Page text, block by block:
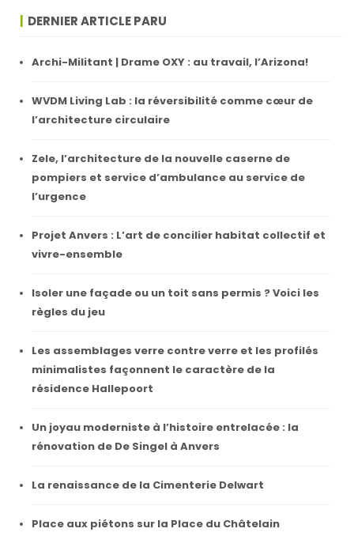
DERNIER ARTICLE PARU
Archi-Militant | Drame OXY : au travail, l’Arizona!
WVDM Living Lab : la réversibilité comme cœur de
l’architecture circulaire
Zele, l’architecture de la nouvelle caserne de
pompiers et service d’ambulance au service de
l’urgence
Projet Anvers : L’art de concilier habitat collectif et
vivre-ensemble
Isoler une façade ou un toit sans permis ? Voici les
règles du jeu
Les assemblages verre contre verre et les profilés
minimalistes façonnent le caractère de la
résidence Hallepoort
Un joyau moderniste à l’histoire entrelacée : la
rénovation de De Singel à Anvers
La renaissance de la Cimenterie Delwart
Place aux piétons sur la Place du Châtelain